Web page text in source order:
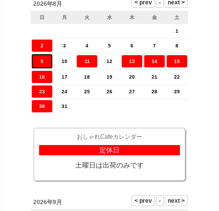
2026年8月
日 月 火 水 木 金 土
1
2 3 4 5 6 7 8
9 10 11 12 13 14 15
16 17 18 19 20 21 22
23 24 25 26 27 28 29
30 31
おしゃれCafeカレンダー
定休日
土曜日は出荷のみです
2026年9月